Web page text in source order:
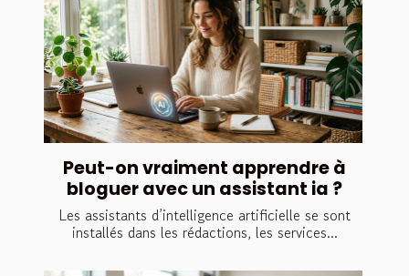
Peut-on vraiment apprendre à
bloguer avec un assistant ia ?
Les assistants d’intelligence artificielle se sont
installés dans les rédactions, les services...